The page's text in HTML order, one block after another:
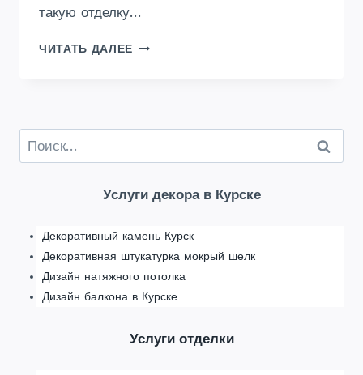
такую отделку…
ЧИТАТЬ ДАЛЕЕ КИРПИЧНАЯ
В
ЛОФТ
Найти:
Услуги декора в Курске
Декоративный камень Курск
Декоративная штукатурка мокрый шелк
Дизайн натяжного потолка
Дизайн балкона в Курске
Услуги отделки